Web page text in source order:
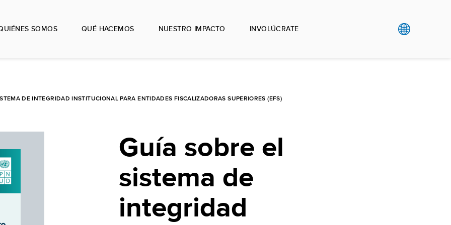
SOMOS QUÉ HACEMOS NUESTRO IMPACTO INVOLÚCRATE
DE INTEGRIDAD INSTITUCIONAL PARA ENTIDADES FISCALIZADORAS SUPERIORES (EFS)
Guía sobre el
sistema de
integridad